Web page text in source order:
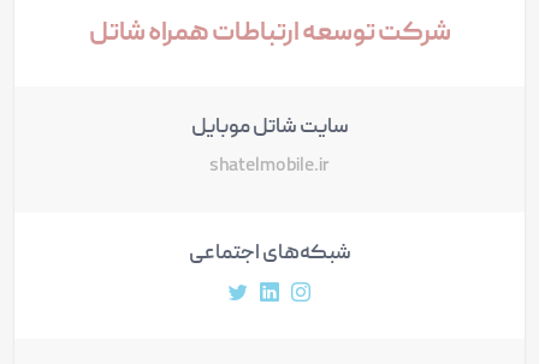
شرکت توسعه ارتباطات همراه شاتل
سایت شاتل موبایل
shatelmobile.ir
شبکه‌های اجتماعی
آدرس پروفایل اینستاگرام
آدرس پروفایل لینکداین
آدرس پروفایل توییتر